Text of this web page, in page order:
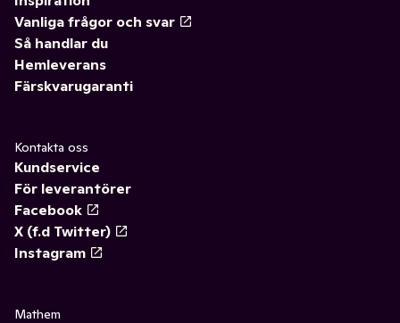
Vanliga frågor och svar
Så handlar du
Hemleverans
Färskvarugaranti
Kontakta oss
Kundservice
För leverantörer
Facebook
X (f.d Twitter)
Instagram
Mathem